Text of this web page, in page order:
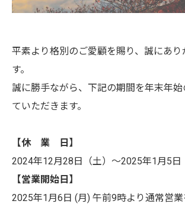
平素より格別のご愛顧を賜り、誠にあり
す。
誠に勝手ながら、下記の期間を年末年
ていただきます。
【休 業 日】
2024年12月28日（土）～2025年1月5日
【営業開始日】
2025年1月6日 (月) 午前9時より通常営